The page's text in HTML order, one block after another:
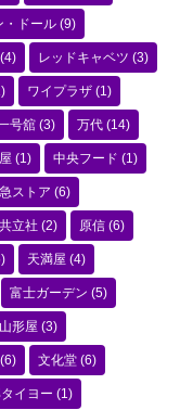
・ドール (9)
(4) レッドキャベツ (3)
ワイプラザ (1)
号舘 (3) 万代 (14)
(1) 中央フード (1)
ストア (6)
共立社 (2) 原信 (6)
天満屋 (4)
富士ガーデン (5)
山形屋 (3)
(6) 文化堂 (6)
イヨー (1)